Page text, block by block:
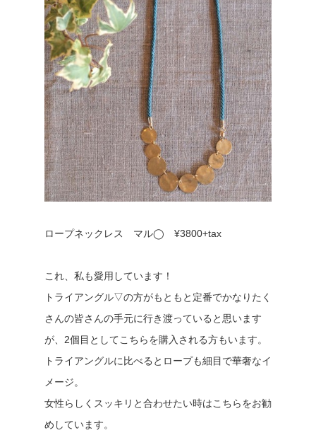
ロープネックレス マル◯ ¥3800+tax
これ、私も愛用しています！
トライアングル▽の方がもともと定番でかなりたく
さんの皆さんの手元に行き渡っていると思います
が、2個目としてこちらを購入される方もいます。
トライアングルに比べるとロープも細目で華奢なイ
メージ。
女性らしくスッキリと合わせたい時はこちらをお勧
めしています。